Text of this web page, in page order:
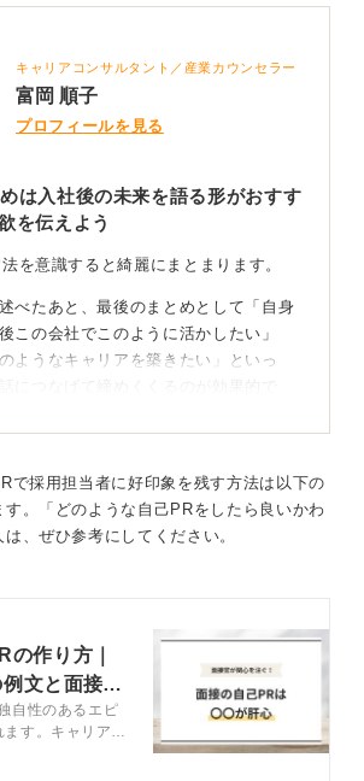
キャリアコンサルタント／産業カウンセラー
富岡 順子
プロフィールを見る
は入社後の未来を語る形がおすす
を伝えよう
を意識すると綺麗にまとまります。
べたあと、最後のまとめとして「自身
この会社でこのように活かしたい」
ようなキャリアを築きたい」といっ
につなげて締めくくるのが効果的で
1分半が目安！ 簡潔に要点を伝える
〜1分半くらいが理想的です。長くても
うにしましょう。
が長いという印象を与えてしまう可能
間を計りながら、簡潔に要点を伝える
が重要です。
で採用担当者に好印象を残す方法は以下の
。「どのような自己PRをしたら良いかわ
、ぜひ参考にしてください。
の作り方｜
文と面接官
開
自性のあるエピ
す。キャリアコ
PRで盛り込む